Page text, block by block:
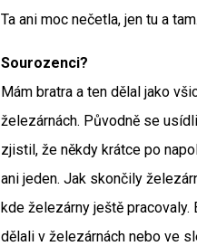
Ta ani moc nečetla, jen tu a tam.
Sourozenci?
Mám bratra a ten dělal jako
železárnách. Původně se
zjistil, že někdy krátce po
ani jeden. Jak skončily
kde železárny ještě
dělali v železárnách nebo ve